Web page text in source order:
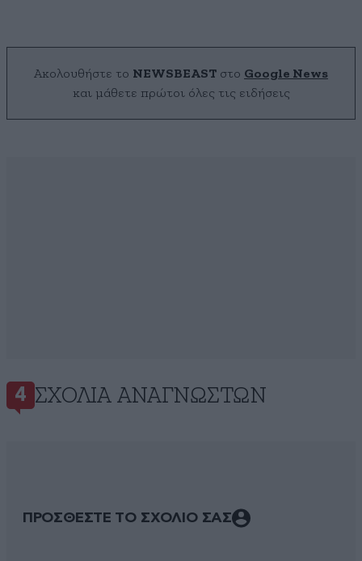
Ακολουθήστε το NEWSBEAST στο Google News
και μάθετε πρώτοι όλες τις ειδήσεις
4 ΣΧΌΛΙΑ ΑΝΑΓΝΩΣΤΏΝ
ΠΡΟΣΘΕΣΤΕ ΤΟ ΣΧΟΛΙΟ ΣΑΣ